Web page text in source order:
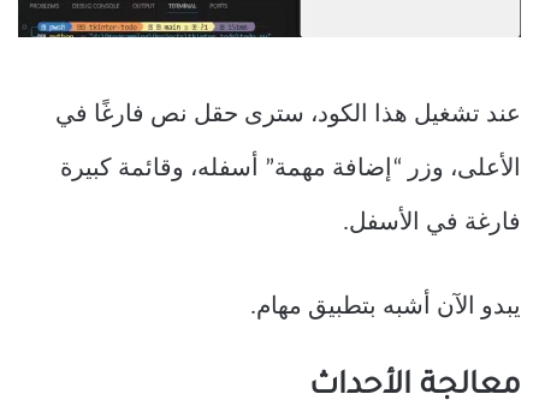
عند تشغيل هذا الكود، سترى حقل نص فارغًا في
الأعلى، وزر “إضافة مهمة” أسفله، وقائمة كبيرة
فارغة في الأسفل.
يبدو الآن أشبه بتطبيق مهام.
معالجة الأحداث